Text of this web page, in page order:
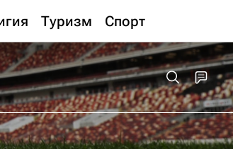
Туризм Спорт